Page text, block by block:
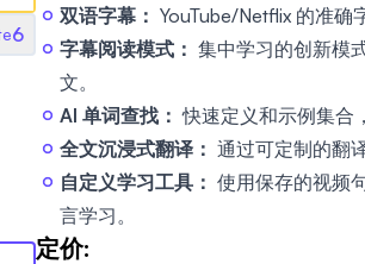
6
双语字幕： YouTube/Netflix 的准确
字幕阅读模式： 集中学习的创新模
文。
AI 单词查找： 快速定义和示例集合
全文沉浸式翻译： 通过可定制的翻
自定义学习工具： 使用保存的视频
言学习。
定价: